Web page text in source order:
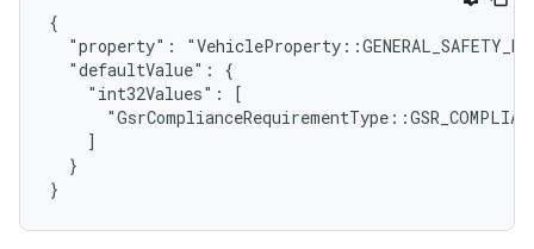
{
"property":
  "defaultValue": {
    "int32Values": [
    ]
  }
}